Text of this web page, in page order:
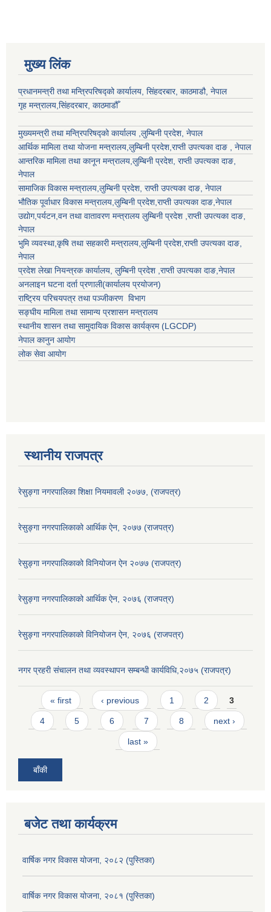
मुख्य लिंक
प्रधानमन्त्री तथा मन्त्रिपरिषद्को कार्यालय, सिंहदरबार, काठमाडौ, नेपाल
गृह मन्त्रालय,सिंहदरबार, काठमाडौँ
मुख्यमन्त्री तथा मन्त्रिपरिषद्को कार्यालय ,लुम्बिनी प्रदेश, नेपाल
आर्थिक मामिला तथा योजना मन्त्रालय,लुम्बिनी प्रदेश,राप्ती उपत्यका दाङ , नेपाल
आन्तरिक मामिला तथा कानून मन्त्रालय,लुम्बिनी प्रदेश, राप्ती उपत्यका दाङ,
नेपाल
सामाजिक विकास मन्त्रालय,लुम्बिनी प्रदेश, राप्ती उपत्यका दाङ, नेपाल
भौतिक पूर्वाधार विकास मन्त्रालय,लुम्बिनी प्रदेश,राप्ती उपत्यका दाङ,नेपाल
उद्याेग,पर्यटन,वन तथा वातावरण मन्त्रालय लुम्बिनी प्रदेश ,राप्ती उपत्यका दाङ,
नेपाल
भुमि व्यवस्था,कृषि तथा सहकारी मन्त्रालय,लुम्बिनी प्रदेश,राप्ती उपत्यका दाङ,
नेपाल
प्रदेश लेखा नियन्त्रक कार्यालय, लुम्बिनी प्रदेश ,राप्ती उपत्यका दाङ,नेपाल
अनलाइन घटना दर्ता प्रणाली(कार्यालय प्रयोजन)
राष्ट्रिय परिचयपत्र तथा पञ्जीकरण विभाग
सङ्घीय मामिला तथा सामान्य प्रशासन मन्त्रालय
स्थानीय शासन तथा सामुदायिक विकास कार्यक्रम (LGCDP)
नेपाल कानुन आयोग
लोक सेवा आयोग
स्थानीय राजपत्र
रेसुङ्गा नगरपालिका शिक्षा नियमावली २०७७, (राजपत्र)
रेसुङ्गा नगरपालिकाको आर्थिक ऐन, २०७७ (राजपत्र)
रेसुङ्गा नगरपालिकाको विनियोजन ऐन २०७७ (राजपत्र)
रेसुङ्गा नगरपालिकाको आर्थिक ऐन, २०७६ (राजपत्र)
रेसुङ्गा नगरपालिकाको विनियोजन ऐन, २०७६ (राजपत्र)
नगर प्रहरी संचालन तथा व्यवस्थापन सम्बन्धी कार्यविधि,२०७५ (राजपत्र)
Pages
« first ‹ previous 1 2 3
4 5 6 7 8 next ›
last »
बाँकी
बजेट तथा कार्यक्रम
वार्षिक नगर विकास योजना, २०८२ (पुस्तिका)
वार्षिक नगर विकास योजना, २०८१ (पुस्तिका)